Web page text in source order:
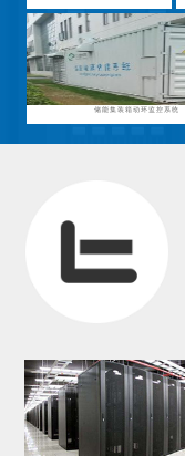
储能集装箱动环监控系统